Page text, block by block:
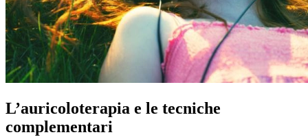
L’auricoloterapia e le tecniche
complementari